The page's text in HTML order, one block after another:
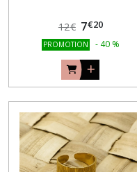
12€ 7€20
PROMOTION - 40 %